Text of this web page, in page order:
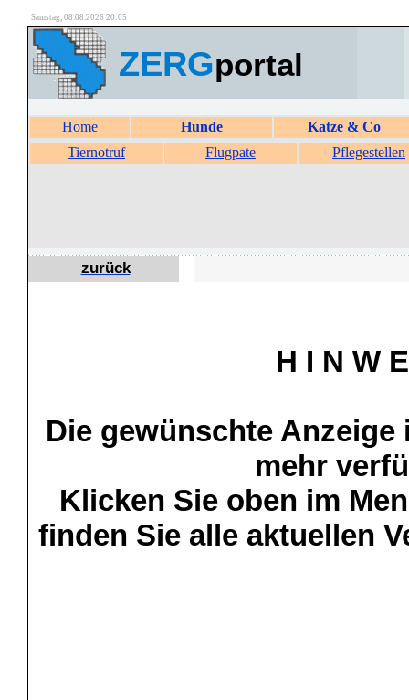
Samstag, 08.08.2026 20:05
ZERGportal
Home Hunde
Katze & Co
Tiernotruf
Flugpate Pflegestellen
zurück
H I N W
Die gewünschte
mehr
Klicken Sie oben im
finden Sie alle aktuellen